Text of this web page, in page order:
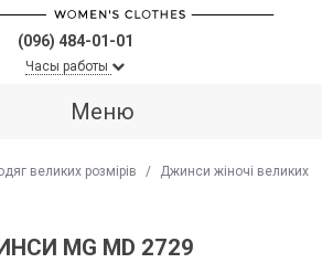
(096) 484-01-01
Часы работы
Меню
великих розмірів /
Джинси жіночі великих
MG MD 2729